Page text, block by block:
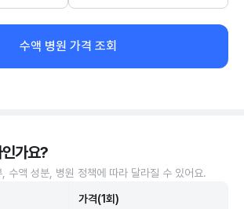
수액 병원 가격 조회
가요?
수액 성분, 병원 정책에 따라 달라질 수 있어요.
가격(1회)